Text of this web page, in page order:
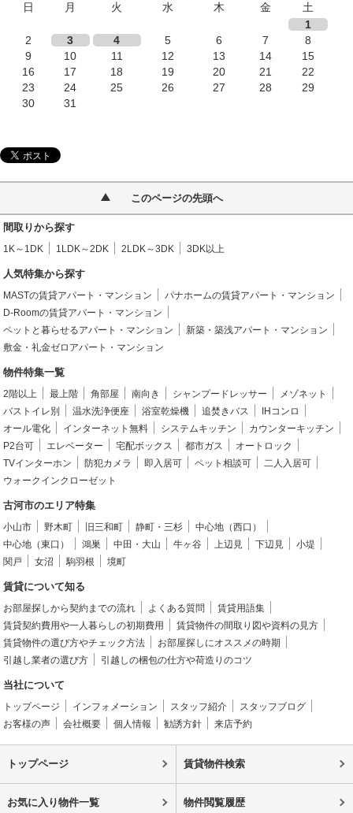
日
月 火 水 木 金
土
1
2
3 4 5 6 7
8
9
10 11 12 13 14
15
16
17 18 19 20 21
22
23
24 25 26 27 28
29
30
31
このページの先頭へ
間取りから探す
1K～1DK 1LDK～2DK 2LDK～3DK 3DK以上
人気特集から探す
MASTの賃貸アパート・マンション
パナホームの賃貸アパート・マンション
D-Roomの賃貸アパート・マンション
ペットと暮らせるアパート・マンション
新築・築浅アパート・マンション
敷金・礼金ゼロアパート・マンション
物件特集一覧
2階以上 最上階 角部屋 南向き シャンプードレッサー
メゾネット
バストイレ別
温水洗浄便座 浴室乾燥機 追焚きバス
IHコンロ
オール電化
インターネット無料 システムキッチン
カウンターキッチン
P2台可
エレベーター 宅配ボックス 都市ガス
オートロック
TVインターホン
防犯カメラ 即入居可 ペット相談可
二人入居可
ウォークインクローゼット
古河市のエリア特集
小山市 野木町 旧三和町 静町・三杉
中心地（西口）
中心地（東口）
鴻巣 中田・大山 牛ヶ谷 上辺見 下辺見
小堤
関戸
女沼 駒羽根 境町
賃貸について知る
お部屋探しから契約までの流れ よくある質問
賃貸用語集
賃貸契約費用や一人暮らしの初期費用
賃貸物件の間取り図や資料の見方
賃貸物件の選び方やチェック方法
お部屋探しにオススメの時期
引越し業者の選び方
引越しの梱包の仕方や荷造りのコツ
当社について
トップページ インフォメーション スタッフ紹介
スタッフブログ
お客様の声
会社概要 個人情報 勧誘方針 来店予約
トップページ 賃貸物件検索
お気に入り物件一覧 物件閲覧履歴